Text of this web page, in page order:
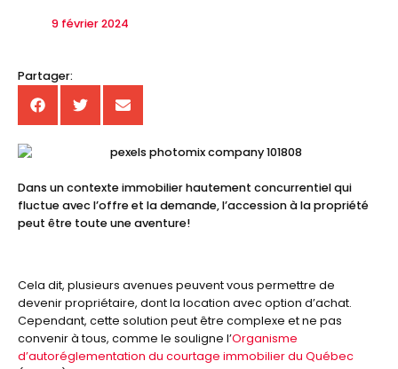
9 février 2024
Partager:
Dans un contexte immobilier hautement concurrentiel qui
fluctue avec l’offre et la demande, l’accession à la propriété
peut être toute une aventure!
Cela dit, plusieurs avenues peuvent vous permettre de
devenir propriétaire, dont la location avec option d’achat.
Cependant, cette solution peut être complexe et ne pas
convenir à tous, comme le souligne l’Organisme
d’autoréglementation du courtage immobilier du Québec